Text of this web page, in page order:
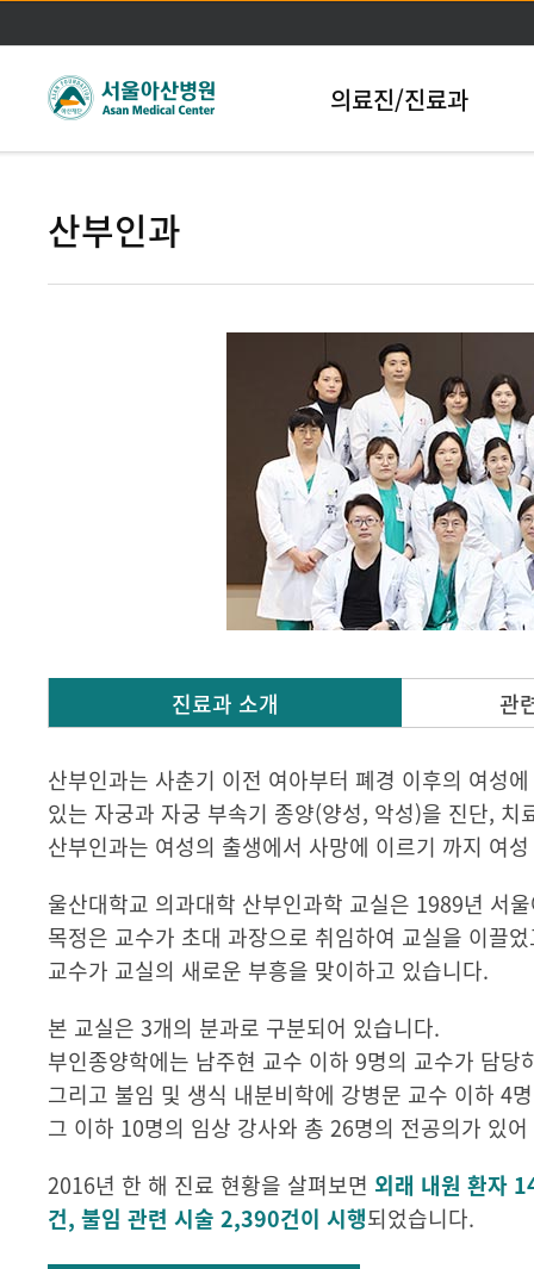
본문바로가기
의료진/진료과
산부인과
진료과 소개 관
산부인과는 사춘기 이전 여아부터 폐경 이후의 여성
있는 자궁과 자궁 부속기 종양(양성, 악성)을 진단, 치
산부인과는 여성의 출생에서 사망에 이르기 까지 여
울산대학교 의과대학 산부인과학 교실은 1989년 서
목정은 교수가 초대 과장으로 취임하여 교실을 이끌
교수가 교실의 새로운 부흥을 맞이하고 있습니다.
본 교실은 3개의 분과로 구분되어 있습니다.
부인종양학에는 남주현 교수 이하 9명의 교수가 담
그리고 불임 및 생식 내분비학에 강병문 교수 이하 4
그 이하 10명의 임상 강사와 총 26명의 전공의가 있
2016년 한 해 진료 현황을 살펴보면 외래 내원 환자
건, 불임 관련 시술 2,390건이 시행되었습니다.